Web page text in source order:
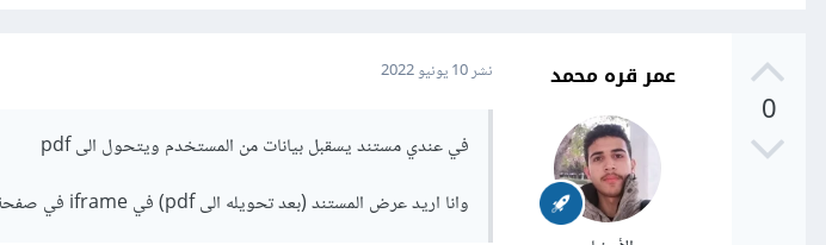
0
عمر قره محمد نشر10 يونيو 2022
في عندي مستند يسقبل بيانات من المستخدم ويتحول الى pdf
وانا اريد عرض المستند (بعد تحويله الى pdf) في iframe في صفحة html